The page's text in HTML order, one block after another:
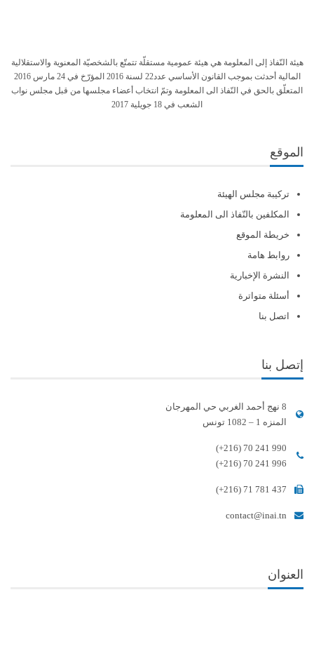
هيئة النّفاذ إلى المعلومة هي هيئة عمومية مستقلّة تتمتّع بالشخصيّة المعنوية والاستقلالية
المالية أحدثت بموجب القانون الأساسي عدد22 لسنة 2016 المؤرّخ في 24 مارس 2016
المتعلّق بالحق في النّفاذ الى المعلومة وتمّ انتخاب أعضاء مجلسها من قبل مجلس نواب
الشعب في 18 جويلية 2017
الموقع
تركيبة مجلس الهيئة
المكلفين بالنّفاذ الى المعلومة
خريطة الموقع
روابط هامة
النشرة الإخبارية
أسئلة متواترة
اتصل بنا
إتصل بنا
8 نهج أحمد الغربي حي المهرجان
المنزه 1 – 1082 تونس
(+216) 70 241 990
(+216) 70 241 996
(+216) 71 781 437
contact@inai.tn
العنوان